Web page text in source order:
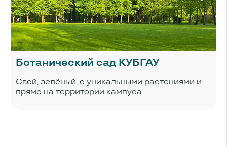
Ботанический сад КУБГАУ
Свой, зелёный, с уникальными растениями и
прямо на территории кампуса